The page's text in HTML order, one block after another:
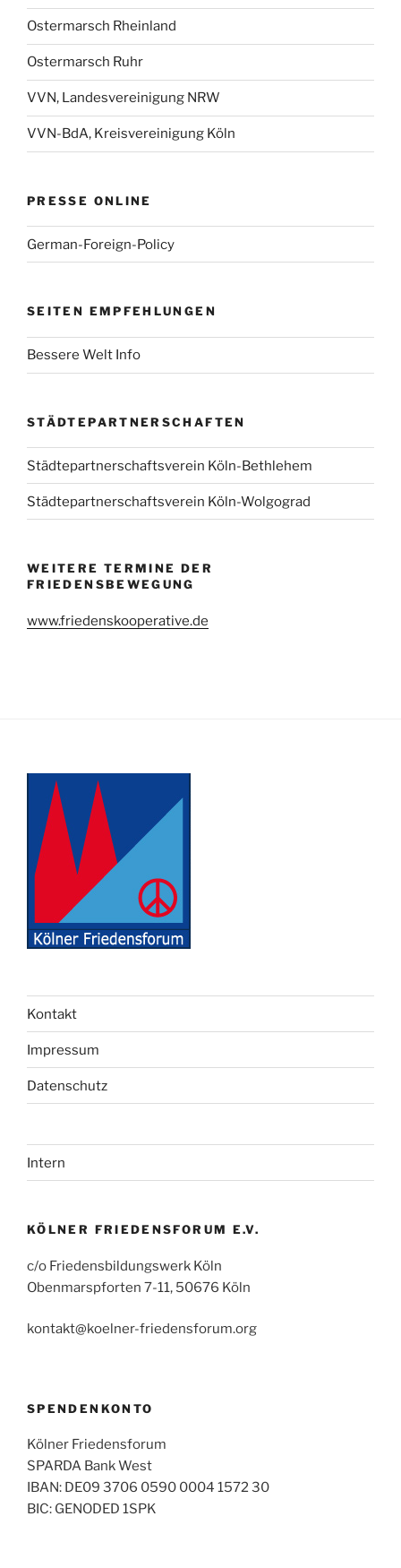
Ostermarsch Rheinland
Ostermarsch Ruhr
VVN, Landesvereinigung NRW
VVN-BdA, Kreisvereinigung Köln
PRESSE ONLINE
German-Foreign-Policy
SEITEN EMPFEHLUNGEN
Bessere Welt Info
STÄDTEPARTNERSCHAFTEN
Städtepartnerschaftsverein Köln-Bethlehem
Städtepartnerschaftsverein Köln-Wolgograd
WEITERE TERMINE DER
FRIEDENSBEWEGUNG
www.friedenskooperative.de
Kontakt
Impressum
Datenschutz
Intern
KÖLNER FRIEDENSFORUM E.V.
c/o Friedensbildungswerk Köln
Obenmarspforten 7-11, 50676 Köln
kontakt@koelner-friedensforum.org
SPENDENKONTO
Kölner Friedensforum
SPARDA Bank West
IBAN: DE09 3706 0590 0004 1572 30
BIC: GENODED 1SPK